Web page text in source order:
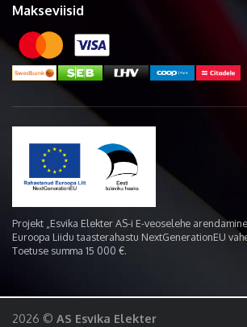
Makseviisid
Projekt „Esvika Elekter AS-i E-veoselehe
Euroopa Liidu taasterahastu NextGenerationEU
Toetuse summa 15 000 €.
2026 © AS Esvika Elekter